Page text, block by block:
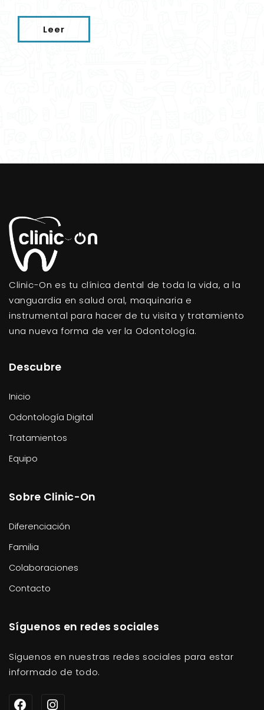
Leer
Clinic-On es tu clínica dental de toda la vida, a la
vanguardia en salud oral, maquinaria e
instrumental para hacer de tu visita y tratamiento
una nueva forma de ver la Odontología.
Descubre
Inicio
Odontología Digital
Tratamientos
Equipo
Sobre Clinic-On
Diferenciación
Familia
Colaboraciones
Contacto
Síguenos en redes sociales
Siguenos en nuestras redes sociales para estar
informado de todo.